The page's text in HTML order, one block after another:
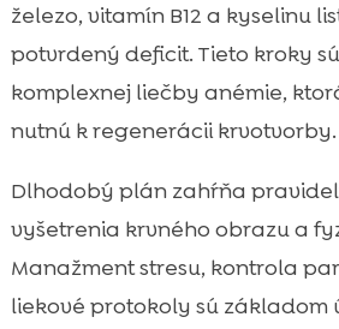
železo, vitamín B12 a kyselinu
potvrdený deficit. Tieto kroky
komplexnej liečby anémie,
nutnú k regenerácii krvotvorby.
Dlhodobý plán zahŕňa
vyšetrenia krvného obrazu a
Manažment stresu, kontrola
liekové protokoly sú základom